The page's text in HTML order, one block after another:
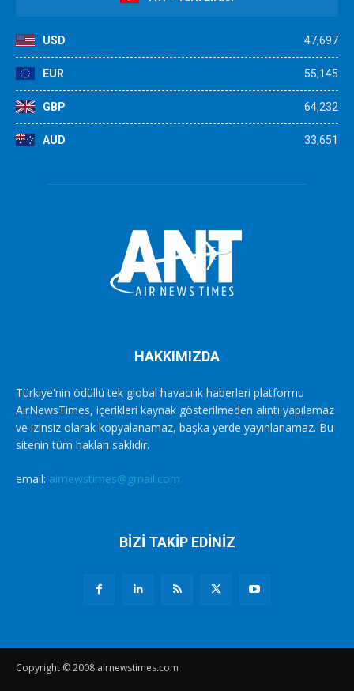
USD 47,697
EUR 55,145
GBP 64,232
AUD 33,651
HAKKIMIZDA
Türkiye'nin ödüllü tek global havacılık haberleri platformu
AirNewsTimes, içerikleri kaynak gösterilmeden alıntı yapılamaz
ve izinsiz olarak kopyalanamaz, başka yerde yayınlanamaz. Bu
sitenin tüm hakları saklıdır.
email: airnewstimes@gmail.com
BİZİ TAKİP EDİNİZ
Copyright © 2008 airnewstimes.com